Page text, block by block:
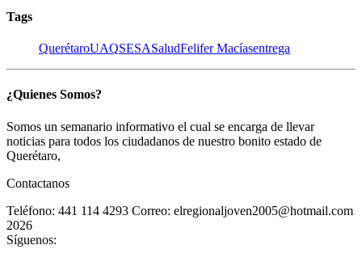
Tags
QuerétaroUAQSESASaludFelifer Macíasentrega
¿Quienes Somos?
Somos un semanario informativo el cual se encarga de llevar
noticias para todos los ciudadanos de nuestro bonito estado de
Querétaro,
Contactanos
Teléfono: 441 114 4293 Correo: elregionaljoven2005@hotmail.com
2026
Síguenos: